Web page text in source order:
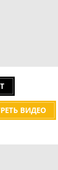
ВИДЕО